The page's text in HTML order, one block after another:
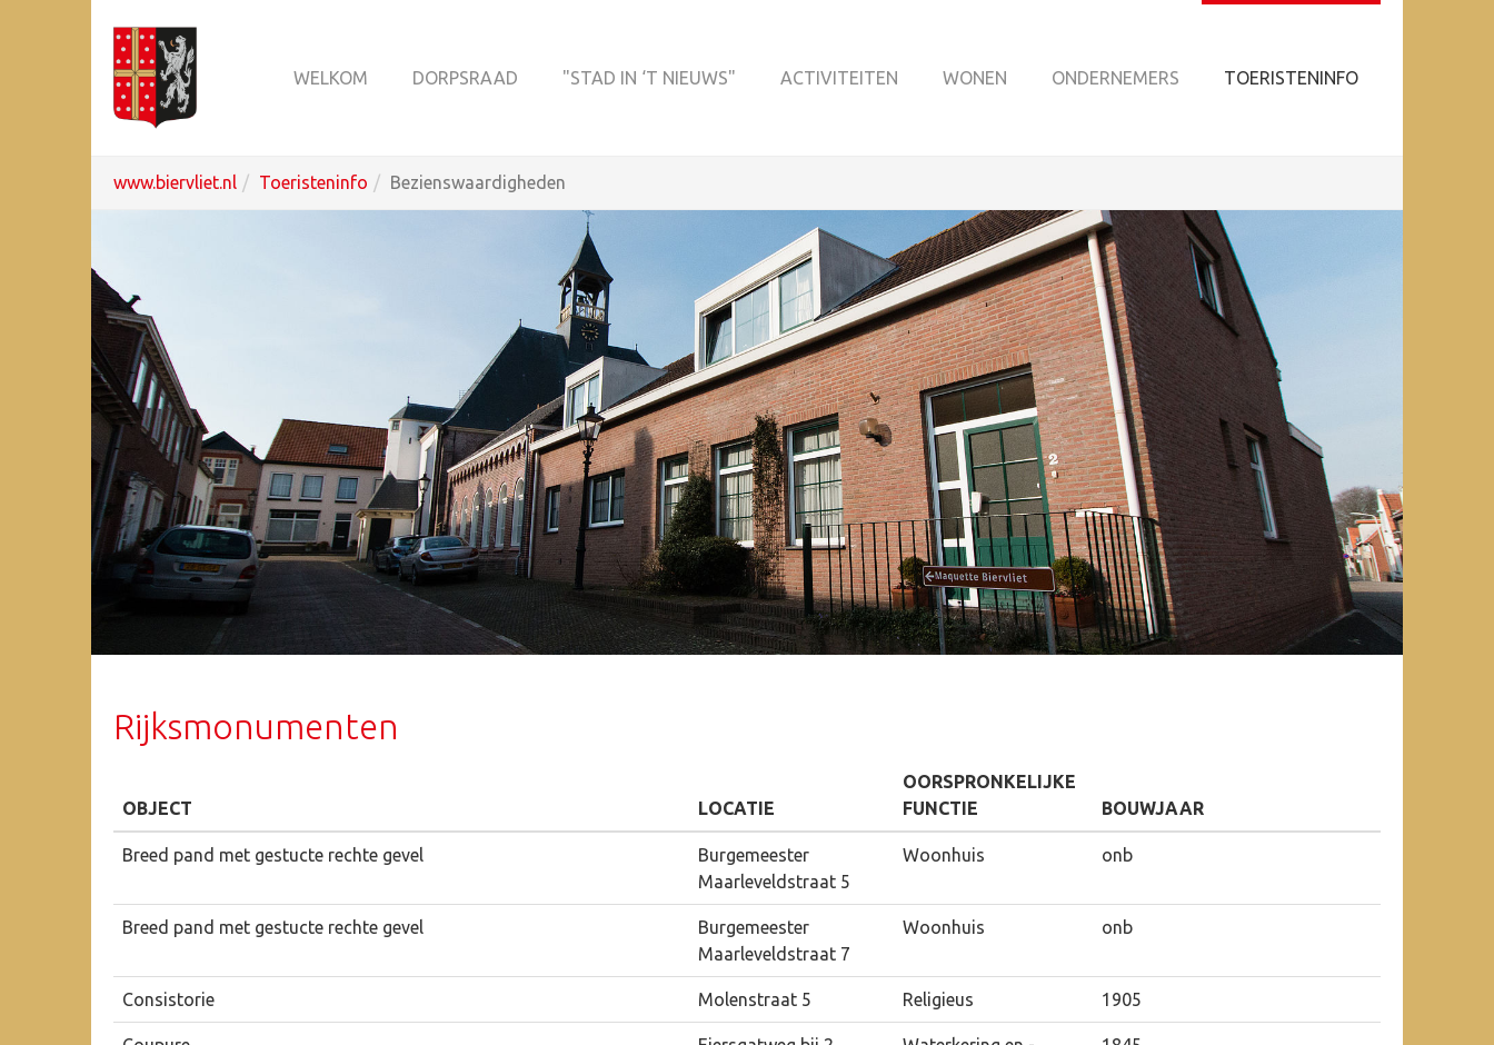
naar
WELKOM DORPSRAAD "STAD IN ‘T NIEUWS" ACTIVITEITEN WONEN ONDERNEMERS TOERISTENINFO
ben
www.biervliet.nl Toeristeninfo Bezienswaardigheden
Rijksmonumenten
OBJECT LOCATIE
OORSPRONKELIJKE
FUNCTIE
BOUWJAAR
Breed pand met gestucte rechte gevel
Burgemeester
Maarleveldstraat 5
Woonhuis onb
Breed pand met gestucte rechte gevel
Burgemeester
Maarleveldstraat 7
Woonhuis onb
Consistorie Molenstraat 5 Religieus 1905